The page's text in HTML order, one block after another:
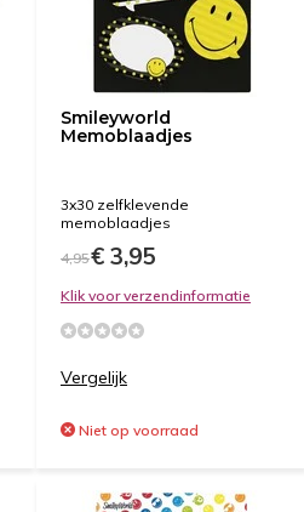
Smileyworld
Memoblaadjes
3x30 zelfklevende
memoblaadjes
4,95€ 3,95
Klik voor verzendinformatie
Vergelijk
Niet op voorraad